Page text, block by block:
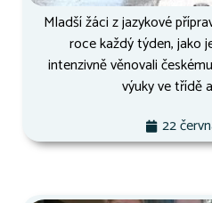
Mladší žáci z jazykové
roce každý týden, jako
intenzivně věnovali
výuky ve třídě
22